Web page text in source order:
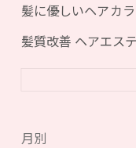
髪に優しいヘアカ
髪質改善 ヘアエステ
月別